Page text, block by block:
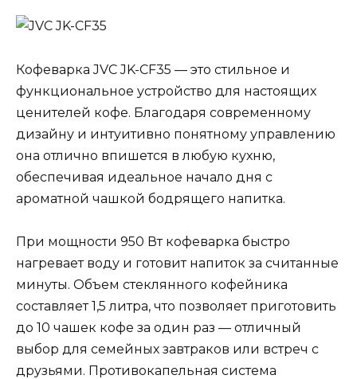
Кофеварка JVC JK-CF35 — это стильное и
функциональное устройство для настоящих
ценителей кофе. Благодаря современному
дизайну и интуитивно понятному управлению
она отлично впишется в любую кухню,
обеспечивая идеальное начало дня с
ароматной чашкой бодрящего напитка.
При мощности 950 Вт кофеварка быстро
нагревает воду и готовит напиток за считанные
минуты. Объем стеклянного кофейника
составляет 1,5 литра, что позволяет приготовить
до 10 чашек кофе за один раз — отличный
выбор для семейных завтраков или встреч с
друзьями. Противокапельная система